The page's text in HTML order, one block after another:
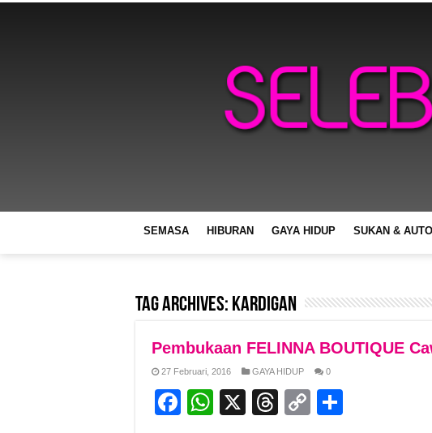
SEMASA HIBURAN GAYA HIDUP SUKAN &
Tag Archives: kardigan
Pembukaan FELINNA BOUTIQUE
27 Februari, 2016 GAYA HIDUP 0
F
W X
T
C